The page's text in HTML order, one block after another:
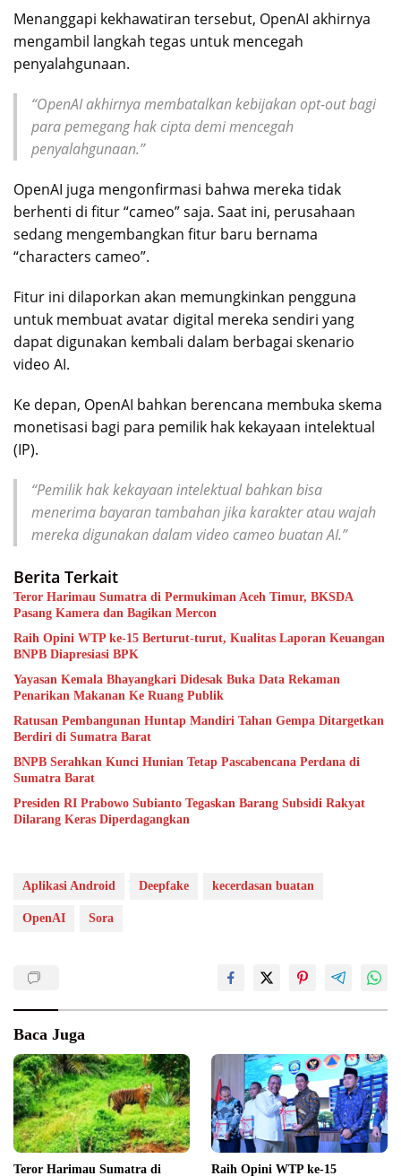
Menanggapi kekhawatiran tersebut, OpenAI akhirnya
mengambil langkah tegas untuk mencegah
penyalahgunaan.
“OpenAI akhirnya membatalkan kebijakan opt-out bagi
para pemegang hak cipta demi mencegah
penyalahgunaan.”
OpenAI juga mengonfirmasi bahwa mereka tidak
berhenti di fitur “cameo” saja. Saat ini, perusahaan
sedang mengembangkan fitur baru bernama
“characters cameo”.
Fitur ini dilaporkan akan memungkinkan pengguna
untuk membuat avatar digital mereka sendiri yang
dapat digunakan kembali dalam berbagai skenario
video AI.
Ke depan, OpenAI bahkan berencana membuka skema
monetisasi bagi para pemilik hak kekayaan intelektual
(IP).
“Pemilik hak kekayaan intelektual bahkan bisa
menerima bayaran tambahan jika karakter atau wajah
mereka digunakan dalam video cameo buatan AI.”
Berita Terkait
Teror Harimau Sumatra di Permukiman Aceh Timur, BKSDA
Pasang Kamera dan Bagikan Mercon
Raih Opini WTP ke-15 Berturut-turut, Kualitas Laporan Keuangan
BNPB Diapresiasi BPK
Yayasan Kemala Bhayangkari Didesak Buka Data Rekaman
Penarikan Makanan Ke Ruang Publik
Ratusan Pembangunan Huntap Mandiri Tahan Gempa Ditargetkan
Berdiri di Sumatra Barat
BNPB Serahkan Kunci Hunian Tetap Pascabencana Perdana di
Sumatra Barat
Presiden RI Prabowo Subianto Tegaskan Barang Subsidi Rakyat
Dilarang Keras Diperdagangkan
Aplikasi Android Deepfake kecerdasan buatan
OpenAI Sora
Baca Juga
Teror Harimau Sumatra di Raih Opini WTP ke-15